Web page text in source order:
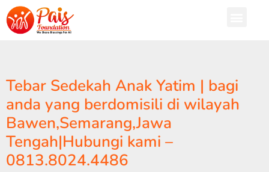
Tebar Sedekah Anak Yatim | bagi
anda yang berdomisili di wilayah
Bawen,Semarang,Jawa
Tengah|Hubungi kami –
0813.8024.4486